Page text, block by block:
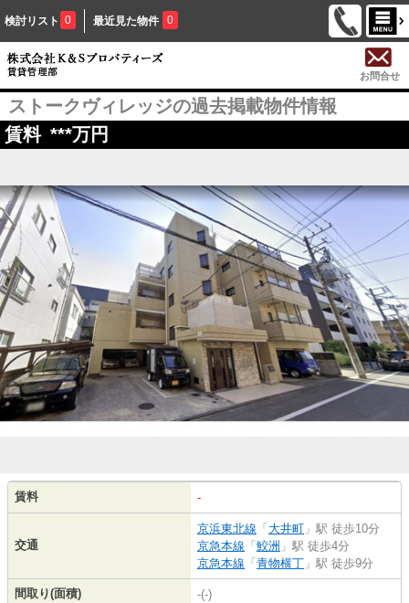
検討リスト 0 最近見た物件 0
お問合せ
ストークヴィレッジの過去掲載物件情報
賃料 ***万円
賃料 -
交通
京浜東北線 「 大井町 」駅 徒歩10分
京急本線 「 鮫洲 」駅 徒歩4分
京急本線 「 青物横丁 」駅 徒歩9分
間取り(面積) -(-)